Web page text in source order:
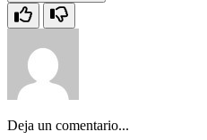
Deja un comentario...